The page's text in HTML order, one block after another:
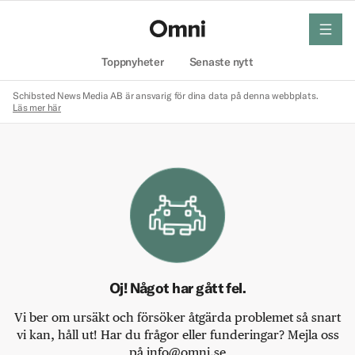
Toppnyheter Senaste nytt
meny
Schibsted News Media AB är ansvarig för dina data på denna webbplats.
Läs mer här
Oj! Något har gått fel.
Vi ber om ursäkt och försöker åtgärda problemet så snart
vi kan, håll ut! Har du frågor eller funderingar? Mejla oss